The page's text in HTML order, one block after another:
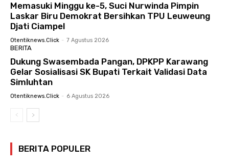
Memasuki Minggu ke-5, Suci Nurwinda Pimpin
Laskar Biru Demokrat Bersihkan TPU Leuweung
Djati Ciampel
Otentiknews.click - 7 Agustus 2026
BERITA
Dukung Swasembada Pangan, DPKPP Karawang
Gelar Sosialisasi SK Bupati Terkait Validasi Data
Simluhtan
Otentiknews.click - 6 Agustus 2026
BERITA POPULER